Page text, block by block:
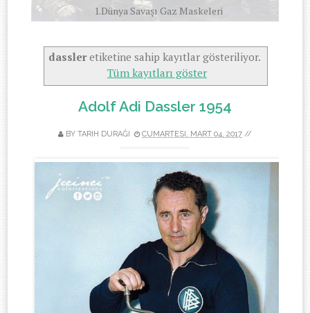
1.Dünya Savaşı Gaz Maskeleri
Grief 1942
dassleretiketine sahip kayıtlar gösteriliyor.
Tüm kayıtları göster
Adolf Adi Dassler 1954
BY TARIH DURAĞI CUMARTESI, MART 04, 2017 //